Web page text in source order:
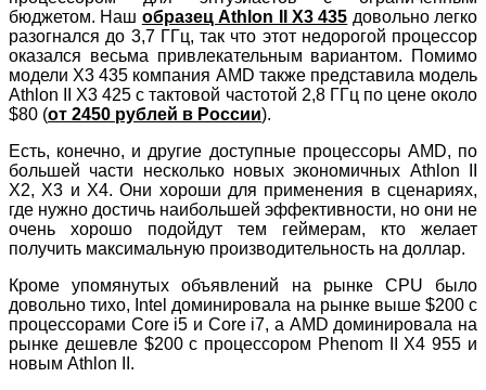
бюджетом. Наш образец Athlon II X3 435 довольно легко
разогнался до 3,7 ГГц, так что этот недорогой процессор
оказался весьма привлекательным вариантом. Помимо
модели X3 435 компания AMD также представила модель
Athlon II X3 425 с тактовой частотой 2,8 ГГц по цене около
$80 (от 2450 рублей в России).
Есть, конечно, и другие доступные процессоры AMD, по
большей части несколько новых экономичных Athlon II
X2, X3 и X4. Они хороши для применения в сценариях,
где нужно достичь наибольшей эффективности, но они не
очень хорошо подойдут тем геймерам, кто желает
получить максимальную производительность на доллар.
Кроме упомянутых объявлений на рынке CPU было
довольно тихо, Intel доминировала на рынке выше $200 с
процессорами Core i5 и Core i7, а AMD доминировала на
рынке дешевле $200 с процессором Phenom II X4 955 и
новым Athlon II.